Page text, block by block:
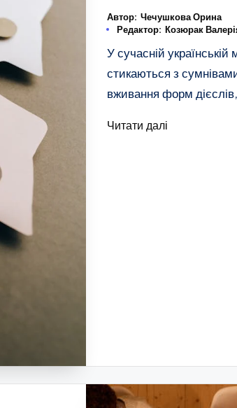
Автор: Чечушкова Орина
Редактор: Козюрак
У сучасній
стикаються з
вживання форм
Читати далі